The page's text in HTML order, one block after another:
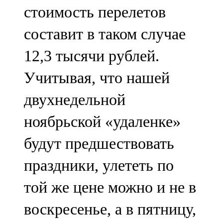
стоимость перелетов
составит в таком случае
12,3 тысячи рублей.
Учитывая, что нашей
двухнедельной
ноябрьской «удаленке»
будут предшествовать
праздники, улететь по
той же цене можно и не в
воскресенье, а в пятницу,